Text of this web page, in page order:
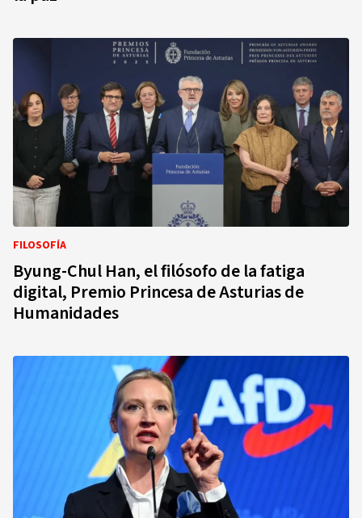
FILOSOFÍA
Byung-Chul Han, el filósofo de la fatiga
digital, Premio Princesa de Asturias de
Humanidades